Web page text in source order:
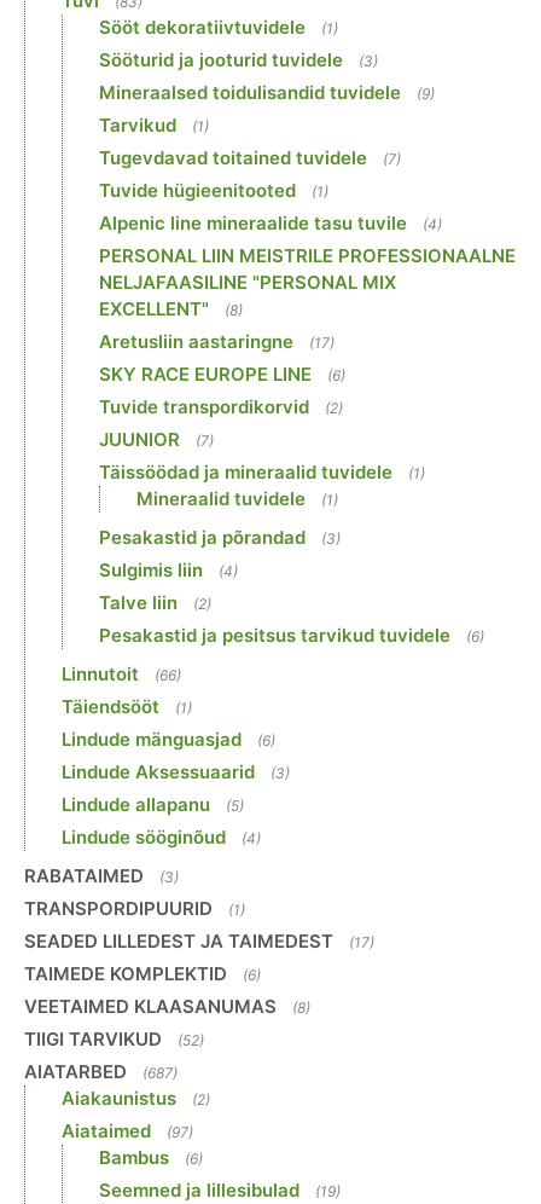
Sööt dekoratiivtuvidele (1)
Sööturid ja jooturid tuvidele (3)
Mineraalsed toidulisandid tuvidele (9)
Tarvikud (1)
Tugevdavad toitained tuvidele (7)
Tuvide hügieenitooted (1)
Alpenic line mineraalide tasu tuvile (4)
PERSONAL LIIN MEISTRILE PROFESSIONAALNE
NELJAFAASILINE "PERSONAL MIX
EXCELLENT"
(8)
Aretusliin aastaringne (17)
SKY RACE EUROPE LINE (6)
Tuvide transpordikorvid (2)
JUUNIOR (7)
Täissöödad ja mineraalid tuvidele (1)
Mineraalid tuvidele (1)
Pesakastid ja põrandad (3)
Sulgimis liin (4)
Talve liin (2)
Pesakastid ja pesitsus tarvikud tuvidele (6)
Linnutoit (66)
Täiendsööt (1)
Lindude mänguasjad (6)
Lindude Aksessuaarid (3)
Lindude allapanu (5)
Lindude sööginõud (4)
RABATAIMED (3)
TRANSPORDIPUURID (1)
SEADED LILLEDEST JA TAIMEDEST (17)
TAIMEDE KOMPLEKTID (6)
VEETAIMED KLAASANUMAS (8)
TIIGI TARVIKUD (52)
AIATARBED (687)
Aiakaunistus (2)
Aiataimed (97)
Bambus (6)
Seemned ja lillesibulad (19)